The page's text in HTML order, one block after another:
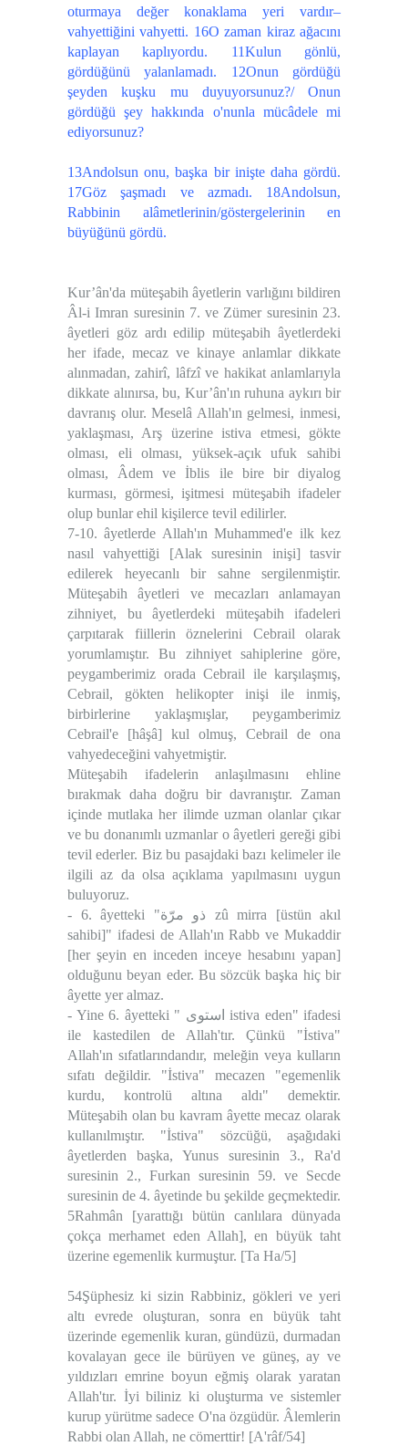
oturmaya değer konaklama yeri vardır–
vahyettiğini vahyetti. 16O zaman kiraz ağacını
kaplayan kaplıyordu. 11Kulun gönlü,
gördüğünü yalanlamadı. 12Onun gördüğü
şeyden kuşku mu duyuyorsunuz?/ Onun
gördüğü şey hakkında o'nunla mücâdele mi
ediyorsunuz?
13Andolsun onu, başka bir inişte daha gördü.
17Göz şaşmadı ve azmadı. 18Andolsun,
Rabbinin alâmetlerinin/göstergelerinin en
büyüğünü gördü.
Kur’ân'da müteşabih âyetlerin varlığını bildiren
Âl-i Imran suresinin 7. ve Zümer suresinin 23.
âyetleri göz ardı edilip müteşabih âyetlerdeki
her ifade, mecaz ve kinaye anlamlar dikkate
alınmadan, zahirî, lâfzî ve hakikat anlamlarıyla
dikkate alınırsa, bu, Kur’ân'ın ruhuna aykırı bir
davranış olur. Meselâ Allah'ın gelmesi, inmesi,
yaklaşması, Arş üzerine istiva etmesi, gökte
olması, eli olması, yüksek-açık ufuk sahibi
olması, Âdem ve İblis ile bire bir diyalog
kurması, görmesi, işitmesi müteşabih ifadeler
olup bunlar ehil kişilerce tevil edilirler.
7-10. âyetlerde Allah'ın Muhammed'e ilk kez
nasıl vahyettiği [Alak suresinin inişi] tasvir
edilerek heyecanlı bir sahne sergilenmiştir.
Müteşabih âyetleri ve mecazları anlamayan
zihniyet, bu âyetlerdeki müteşabih ifadeleri
çarpıtarak fiillerin öznelerini Cebrail olarak
yorumlamıştır. Bu zihniyet sahiplerine göre,
peygamberimiz orada Cebrail ile karşılaşmış,
Cebrail, gökten helikopter inişi ile inmiş,
birbirlerine yaklaşmışlar, peygamberimiz
Cebrail'e [hâşâ] kul olmuş, Cebrail de ona
vahyedeceğini vahyetmiştir.
Müteşabih ifadelerin anlaşılmasını ehline
bırakmak daha doğru bir davranıştır. Zaman
içinde mutlaka her ilimde uzman olanlar çıkar
ve bu donanımlı uzmanlar o âyetleri gereği gibi
tevil ederler. Biz bu pasajdaki bazı kelimeler ile
ilgili az da olsa açıklama yapılmasını uygun
buluyoruz.
- 6. âyetteki "ذو مرّة zû mirra [üstün akıl
sahibi]" ifadesi de Allah'ın Rabb ve Mukaddir
[her şeyin en inceden inceye hesabını yapan]
olduğunu beyan eder. Bu sözcük başka hiç bir
âyette yer almaz.
- Yine 6. âyetteki " استوى istiva eden" ifadesi
ile kastedilen de Allah'tır. Çünkü "İstiva"
Allah'ın sıfatlarındandır, meleğin veya kulların
sıfatı değildir. "İstiva" mecazen "egemenlik
kurdu, kontrolü altına aldı" demektir.
Müteşabih olan bu kavram âyette mecaz olarak
kullanılmıştır. "İstiva" sözcüğü, aşağıdaki
âyetlerden başka, Yunus suresinin 3., Ra'd
suresinin 2., Furkan suresinin 59. ve Secde
suresinin de 4. âyetinde bu şekilde geçmektedir.
5Rahmân [yarattığı bütün canlılara dünyada
çokça merhamet eden Allah], en büyük taht
üzerine egemenlik kurmuştur. [Ta Ha/5]
54Şüphesiz ki sizin Rabbiniz, gökleri ve yeri
altı evrede oluşturan, sonra en büyük taht
üzerinde egemenlik kuran, gündüzü, durmadan
kovalayan gece ile bürüyen ve güneş, ay ve
yıldızları emrine boyun eğmiş olarak yaratan
Allah'tır. İyi biliniz ki oluşturma ve sistemler
kurup yürütme sadece O'na özgüdür. Âlemlerin
Rabbi olan Allah, ne cömerttir! [A'râf/54]